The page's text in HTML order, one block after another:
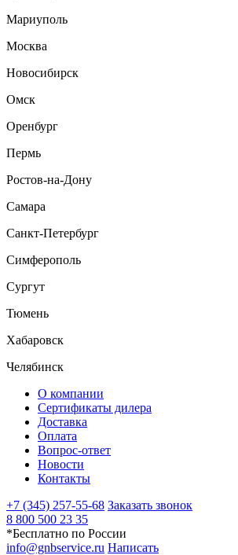
Мариуполь
Москва
Новосибирск
Омск
Оренбург
Пермь
Ростов-на-Дону
Самара
Санкт-Петербург
Симферополь
Сургут
Тюмень
Хабаровск
Челябинск
О компании
Сертификаты дилера
Доставка
Оплата
Вопрос-ответ
Новости
Контакты
+7 (345) 257-55-68 Заказать звонок
8 800 500 23 35
*Бесплатно по России
info@gnbservice.ru Написать